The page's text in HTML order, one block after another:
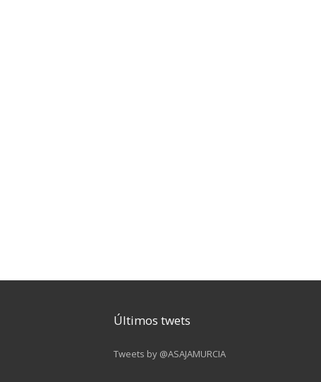
Últimos twets
Tweets by @ASAJAMURCIA